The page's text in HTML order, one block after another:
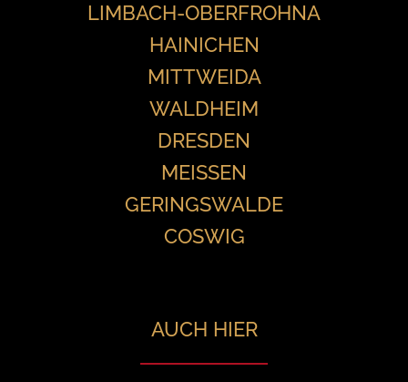
LIMBACH-OBERFROHNA
HAINICHEN
MITTWEIDA
WALDHEIM
DRESDEN
MEISSEN
GERINGSWALDE
COSWIG
AUCH HIER